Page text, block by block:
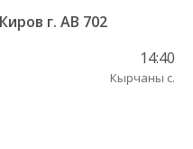
г. АВ 702
14:40
Кырчаны с.